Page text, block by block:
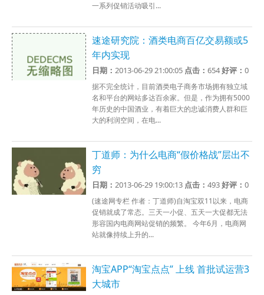
一系列促销活动吸引...
速途研究院：酒类电商百亿交易额或5
年内实现
日期：2013-06-29 21:00:05 点击：654好评：0
据不完全统计，目前酒类电子商务市场拥有独立域
名和平台的网站多达百余家。但是，作为拥有5000
年历史的中国酒业，有着巨大的忠诚消费人群和巨
大的利润空间，在电...
丁道师：为什么电商“假价格战”层出不
穷
日期：2013-06-29 19:00:13 点击：493好评：0
(速途网专栏 作者：丁道师)自淘宝双11以来，电商
促销就成了常态。三天一小促、五天一大促都无法
形容国内电商网站促销的频繁。 今年6月，电商网
站就像持续上升的...
淘宝APP“淘宝点点” 上线 首批试运营3
大城市